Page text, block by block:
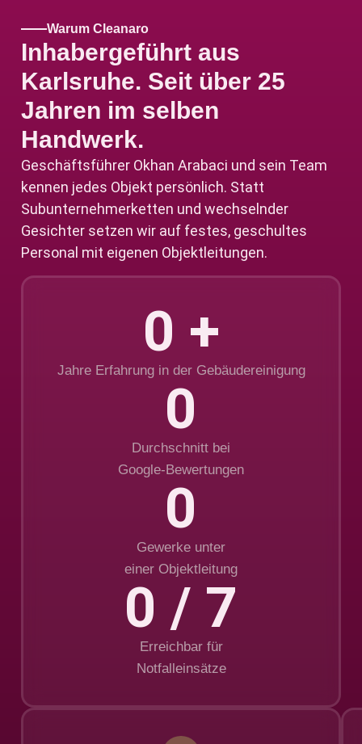
Warum Cleanaro
Inhabergeführt aus
Karlsruhe. Seit über 25
Jahren im selben
Handwerk.
Geschäftsführer Okhan Arabaci und sein Team
kennen jedes Objekt persönlich. Statt
Subunternehmer­ketten und wechselnder
Gesichter setzen wir auf festes, geschultes
Personal mit eigenen Objekt­leitungen.
Jahre Erfahrung in der Gebäudereinigung
0 +
Durchschnitt bei
Google-Bewertungen
0
Gewerke unter
einer Objektleitung
0
Erreichbar für
Notfall­einsätze
0 / 7